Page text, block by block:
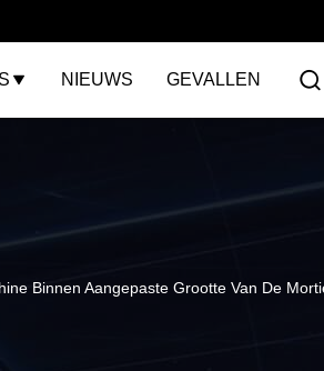
NIEUWS GEVALLEN
Binnen Aangepaste Grootte Van De